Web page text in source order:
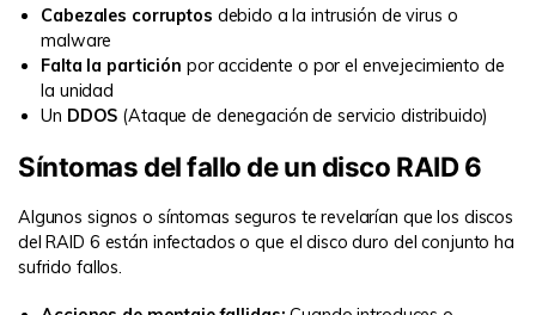
Cabezales corruptos debido a la intrusión de virus o
malware
Falta la partición por accidente o por el envejecimiento de
la unidad
Un DDOS (Ataque de denegación de servicio distribuido)
Síntomas del fallo de un disco RAID 6
Algunos signos o síntomas seguros te revelarían que los discos
del RAID 6 están infectados o que el disco duro del conjunto ha
sufrido fallos.